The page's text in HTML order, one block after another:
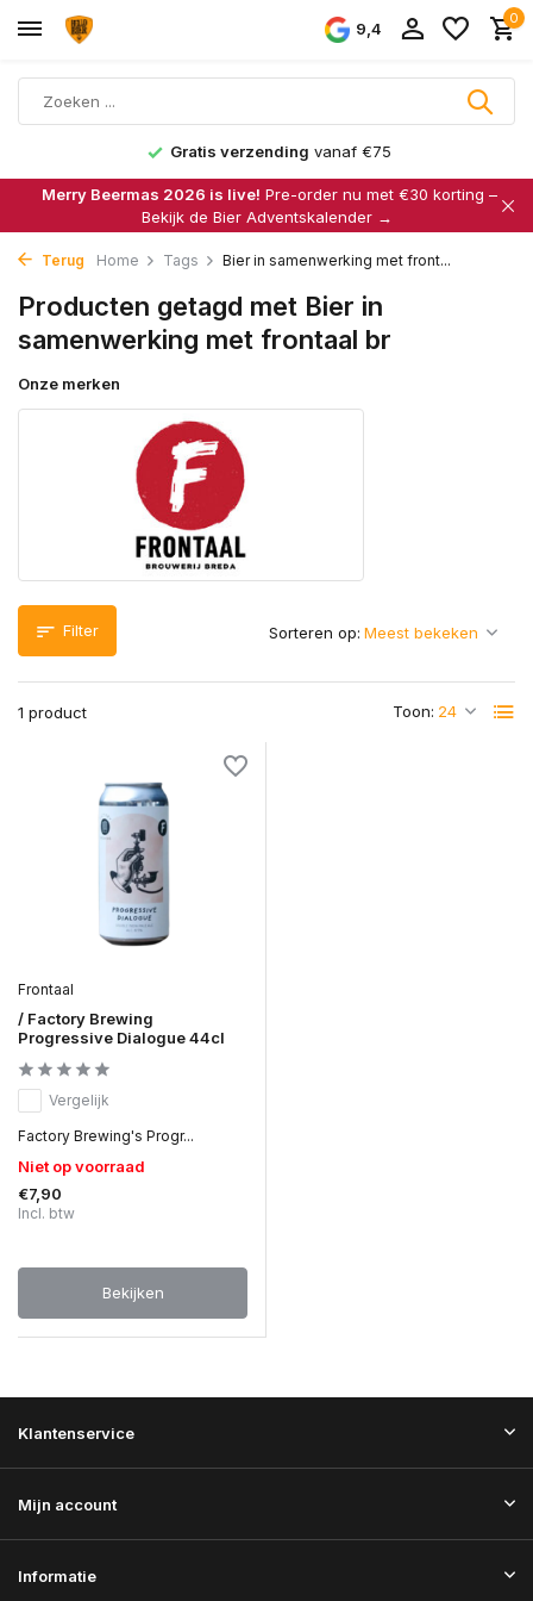
9,4
0
Gratis verzending vanaf €75
Merry Beermas 2026 is live! Pre-order nu met €30 korting –
Bekijk de Bier Adventskalender →
Terug Home Tags Bier in samenwerking met front...
Producten getagd met Bier in
samenwerking met frontaal br
Onze merken
Filter
1 product Toon:
Sorteren op:
Frontaal
/ Factory Brewing
Progressive Dialogue 44cl
Vergelijk
Factory Brewing's Progr...
Niet op voorraad
€7,90
Incl. btw
Bekijken
Klantenservice
Mijn account
Informatie